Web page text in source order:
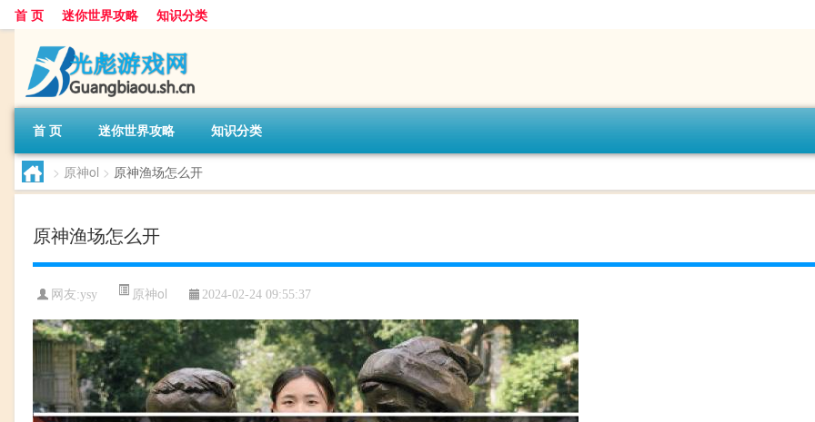
首 页 迷你世界攻略 知识分类
首 页 迷你世界攻略 知识分类
> 原神ol > 原神渔场怎么开
原神渔场怎么开
网友:ysy 原神ol 2024-02-24 09:55:37